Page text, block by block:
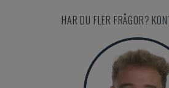
HAR DU FLER FRÅGOR?